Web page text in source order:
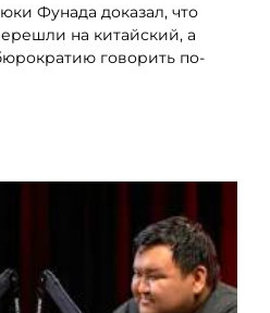
Фунада доказал, что
на китайский, а
говорить по-